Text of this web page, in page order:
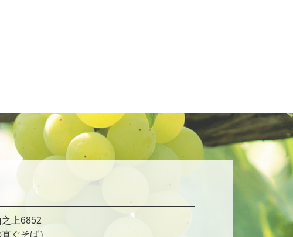
上6852
ぐそば）